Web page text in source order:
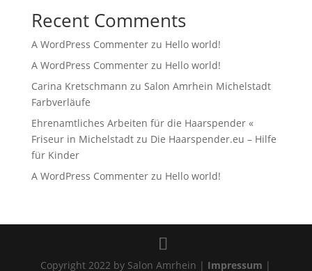
Recent Comments
A WordPress Commenterzu Hello world!
A WordPress Commenterzu Hello world!
Carina Kretschmann zu Salon Amrhein Michelstadt
Farbverläufe
Ehrenamtliches Arbeiten für die Haarspender «
Friseur in Michelstadtzu Die Haarspender.eu – Hilfe
für Kinder
A WordPress Commenterzu Hello world!
Copyright 2022 by Salon Amrhein | Impressum |